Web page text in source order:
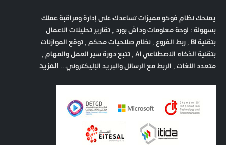
يمنحك نظام فوكو مميزات تساعدك على إدارة ومراقبة عملك
بسهولة : لوحة معلومات وداش بورد , تقارير تحليلات الاعمال
بتقنية BI , ربط الفروع , نظام صلاحيات محكم , توقع الموازنات
بتقنية الذكاء الاصطناعي AI , تتبع دورة سير العمل والمهام ,
متعدد اللغات , الربط مع الرسائل والبريد الإليكتروني... المزيد